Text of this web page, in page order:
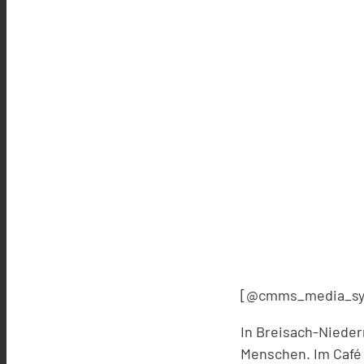
In Breisach-
Menschen. Im